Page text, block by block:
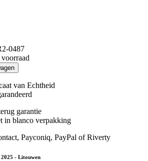
0487
van Echtheid
garantie
in blanco verpakking
Payconiq, PayPal of Riverty
- Litouwen